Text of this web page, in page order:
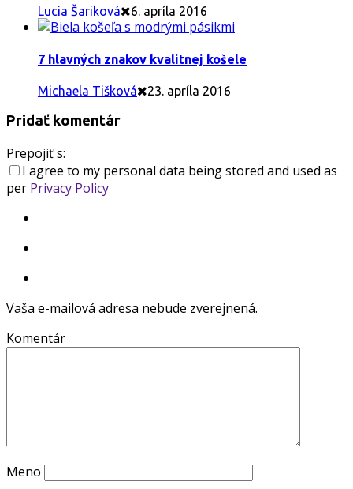
Lucia Šariková 6. apríla 2016
7 hlavných znakov kvalitnej košele
Michaela Tišková 23. apríla 2016
Pridať komentár
Prepojiť s:
I agree to my personal data being stored and used as
per Privacy Policy
Vaša e-mailová adresa nebude zverejnená.
Komentár
Meno